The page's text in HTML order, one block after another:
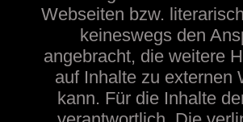
Webseiten bzw.
keineswegs den
angebracht, die weitere
auf Inhalte zu externen
kann. Für die Inhalte